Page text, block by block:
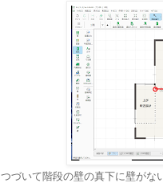
つづいて階段の壁の真下に壁がな